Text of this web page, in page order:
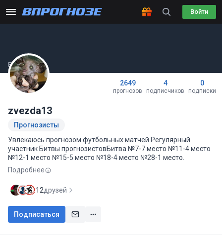
Войти
Был(а) вчера
2649
прогнозов
4
подписчиков
0
подписки
zvezda13
Прогнозисты
Увлекаюсь прогнозом футбольных матчей.Регулярный
участник Битвы прогнозистовБитва №7-7 место №11-4 место
№12-1 место №15-5 место №18-4 место №28-1 место.
Подробнее
12друзей
Подписаться